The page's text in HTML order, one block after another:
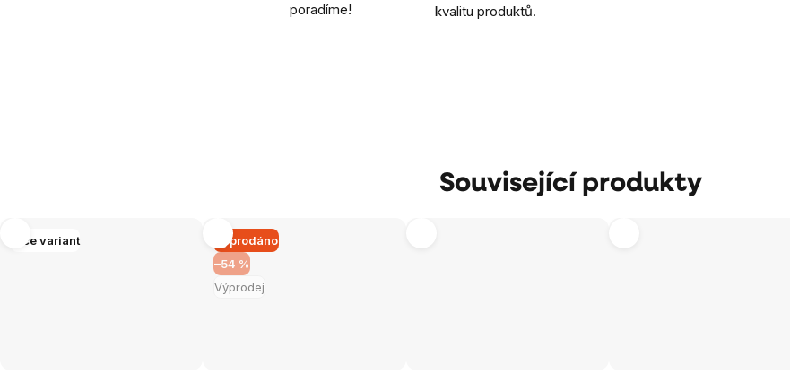
poradíme!
kvalitu produktů.
Související produkty
Více variant
Výprodej
Vyprodáno
–54 %